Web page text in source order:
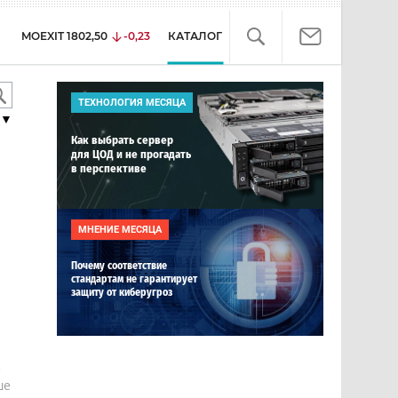
MOEXIT 1802,50 -0,23 КАТАЛОГ
ТЕХНОЛОГИЯ МЕСЯЦА
Как выбрать сервер
для ЦОД и не прогадать
в перспективе
МНЕНИЕ МЕСЯЦА
Почему соответствие
стандартам не гарантирует
защиту от киберугроз